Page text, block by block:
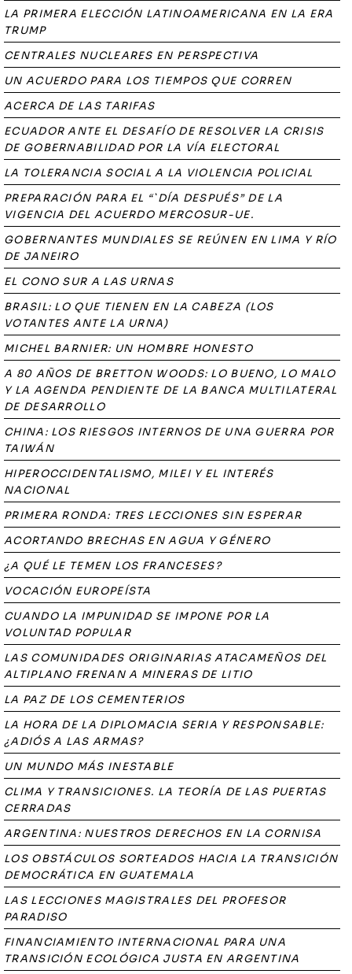
LA PRIMERA ELECCIÓN LATINOAMERICANA EN LA ERA
TRUMP
CENTRALES NUCLEARES EN PERSPECTIVA
UN ACUERDO PARA LOS TIEMPOS QUE CORREN
ACERCA DE LAS TARIFAS
ECUADOR ANTE EL DESAFÍO DE RESOLVER LA CRISIS
DE GOBERNABILIDAD POR LA VÍA ELECTORAL
LA TOLERANCIA SOCIAL A LA VIOLENCIA POLICIAL
PREPARACIÓN PARA EL “`DÍA DESPUÉS” DE LA
VIGENCIA DEL ACUERDO MERCOSUR-UE.
GOBERNANTES MUNDIALES SE REÚNEN EN LIMA Y RÍO
DE JANEIRO
EL CONO SUR A LAS URNAS
BRASIL: LO QUE TIENEN EN LA CABEZA (LOS
VOTANTES ANTE LA URNA)
MICHEL BARNIER: UN HOMBRE HONESTO
A 80 AÑOS DE BRETTON WOODS: LO BUENO, LO MALO
Y LA AGENDA PENDIENTE DE LA BANCA MULTILATERAL
DE DESARROLLO
CHINA: LOS RIESGOS INTERNOS DE UNA GUERRA POR
TAIWÁN
HIPEROCCIDENTALISMO, MILEI Y EL INTERÉS
NACIONAL
PRIMERA RONDA: TRES LECCIONES SIN ESPERAR
ACORTANDO BRECHAS EN AGUA Y GÉNERO
¿A QUÉ LE TEMEN LOS FRANCESES?
VOCACIÓN EUROPEÍSTA
CUANDO LA IMPUNIDAD SE IMPONE POR LA
VOLUNTAD POPULAR
LAS COMUNIDADES ORIGINARIAS ATACAMEÑOS DEL
ALTIPLANO FRENAN A MINERAS DE LITIO
LA PAZ DE LOS CEMENTERIOS
LA HORA DE LA DIPLOMACIA SERIA Y RESPONSABLE:
¿ADIÓS A LAS ARMAS?
UN MUNDO MÁS INESTABLE
CLIMA Y TRANSICIONES. LA TEORÍA DE LAS PUERTAS
CERRADAS
ARGENTINA: NUESTROS DERECHOS EN LA CORNISA
LOS OBSTÁCULOS SORTEADOS HACIA LA TRANSICIÓN
DEMOCRÁTICA EN GUATEMALA
LAS LECCIONES MAGISTRALES DEL PROFESOR
PARADISO
FINANCIAMIENTO INTERNACIONAL PARA UNA
TRANSICIÓN ECOLÓGICA JUSTA EN ARGENTINA